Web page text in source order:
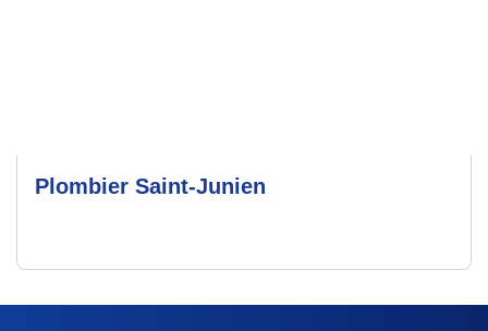
Plombier Saint-Junien